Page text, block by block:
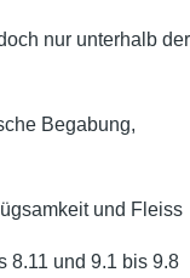
nur unterhalb der
Begabung,
und Fleiss
8.11 und 9.1 bis 9.8